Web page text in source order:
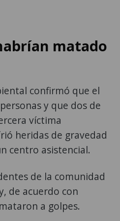
matado
confirmó que el
y que dos de
víctima
heridas de gravedad
centro asistencial.
de la comunidad
de acuerdo con
a golpes.